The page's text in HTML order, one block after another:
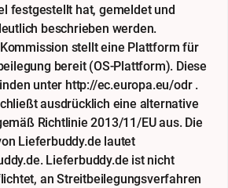
festgestellt hat, gemeldet und
beschrieben werden.
stellt eine Plattform für
bereit (OS-Plattform). Diese
unter http://ec.europa.eu/odr .
ausdrücklich eine alternative
Richtlinie 2013/11/EU aus. Die
Lieferbuddy.de lautet
Lieferbuddy.de ist nicht
an Streitbeilegungsverfahren